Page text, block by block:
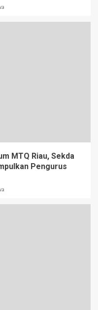
MTQ Riau, Sekda
Pengurus